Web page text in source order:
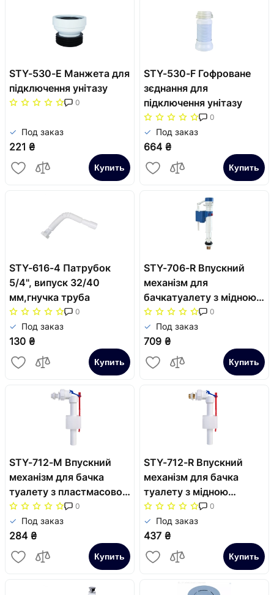
STY-530-E Манжета для
підключення унітазу
0
Под заказ
221 ₴
Купить
STY-530-F Гофроване
зєднання для
підключення унітазу
0
Под заказ
664 ₴
Купить
STY-616-4 Патрубок
5/4", випуск 32/40
мм,гнучка труба
0
Под заказ
130 ₴
Купить
STY-706-R Впускний
механізм для
бачкатуалету з мідною
різьбою з нижнім
підвеленням 1/2"
0
Под заказ
709 ₴
Купить
STY-712-M Впускний
механізм для бачка
туалету з пластмасовою
різьбою, дiам. 1/2
0
Под заказ
284 ₴
Купить
STY-712-R Впускний
механізм для бачка
туалету з мідною
різьбою, дiам. 1/2
0
Под заказ
437 ₴
Купить